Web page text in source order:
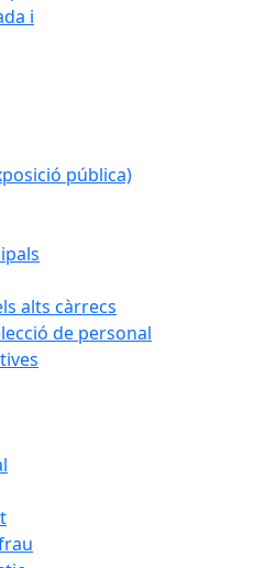
i
pública)
alts càrrecs
de personal